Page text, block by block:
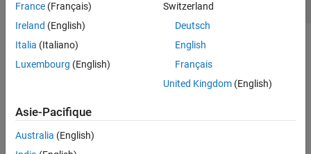
France (Français)
Ireland (English)
Italia (Italiano)
Luxembourg (English)
Switzerland
Deutsch
English
Français
United Kingdom(English)
Asie-Pacifique
Australia (English)